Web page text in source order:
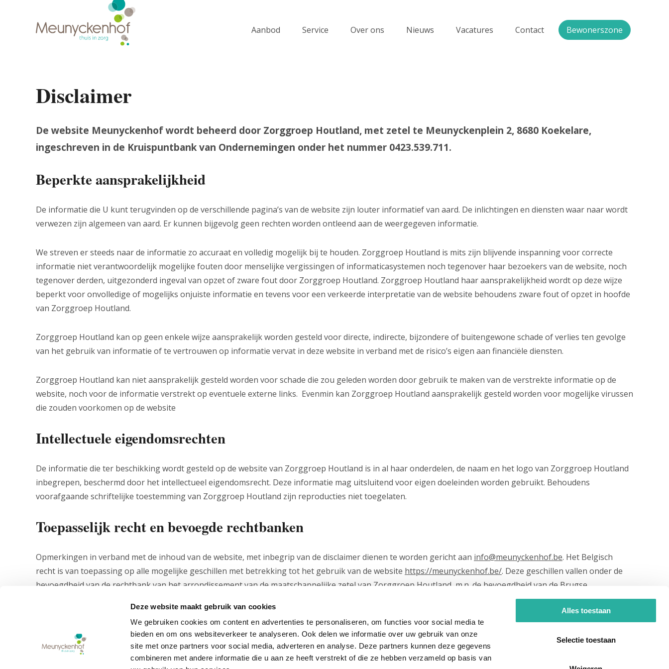
Deze website maakt gebruik van cookies
We gebruiken cookies om content en advertenties te personaliseren, om functies voor social media te
bieden en om ons websiteverkeer te analyseren. Ook delen we informatie over uw gebruik van onze
site met onze partners voor social media, adverteren en analyse. Deze partners kunnen deze gegevens
combineren met andere informatie die u aan ze heeft verstrekt of die ze hebben verzameld op basis van
Alles toestaan
Selectie toestaan
Aanbod Service Over ons Nieuws Vacatures Contact Bewonerszone
Disclaimer
De website Meunyckenhof wordt beheerd door Zorggroep Houtland, met zetel te Meunyckenplein 2, 8680 Koekelare,
ingeschreven in de Kruispuntbank van Ondernemingen onder het nummer 0423.539.711.
Beperkte aansprakelijkheid
De informatie die U kunt terugvinden op de verschillende pagina’s van de website zijn louter informatief van aard. De inlichtingen en diensten waar naar wordt
verwezen zijn algemeen van aard. Er kunnen bijgevolg geen rechten worden ontleend aan de weergegeven informatie.
We streven er steeds naar de informatie zo accuraat en volledig mogelijk bij te houden. Zorggroep Houtland is mits zijn blijvende inspanning voor correcte
informatie niet verantwoordelijk mogelijke fouten door menselijke vergissingen of informaticasystemen noch tegenover haar bezoekers van de website, noch
tegenover derden, uitgezonderd ingeval van opzet of zware fout door Zorggroep Houtland. Zorggroep Houtland haar aansprakelijkheid wordt op deze wijze
beperkt voor onvolledige of mogelijks onjuiste informatie en tevens voor een verkeerde interpretatie van de website behoudens zware fout of opzet in hoofde
van Zorggroep Houtland.
Zorggroep Houtland kan op geen enkele wijze aansprakelijk worden gesteld voor directe, indirecte, bijzondere of buitengewone schade of verlies ten gevolge
van het gebruik van informatie of te vertrouwen op informatie vervat in deze website in verband met de risico’s eigen aan financiële diensten.
Zorggroep Houtland kan niet aansprakelijk gesteld worden voor schade die zou geleden worden door gebruik te maken van de verstrekte informatie op de
website, noch voor de informatie verstrekt op eventuele externe links. Evenmin kan Zorggroep Houtland aansprakelijk gesteld worden voor mogelijke virussen
die zouden voorkomen op de website
Intellectuele eigendomsrechten
De informatie die ter beschikking wordt gesteld op de website van Zorggroep Houtland is in al haar onderdelen, de naam en het logo van Zorggroep Houtland
inbegrepen, beschermd door het intellectueel eigendomsrecht. Deze informatie mag uitsluitend voor eigen doeleinden worden gebruikt. Behoudens
voorafgaande schriftelijke toestemming van Zorggroep Houtland zijn reproducties niet toegelaten.
Toepasselijk recht en bevoegde rechtbanken
Opmerkingen in verband met de inhoud van de website, met inbegrip van de disclaimer dienen te worden gericht aan info@meunyckenhof.be. Het Belgisch
recht is van toepassing op alle mogelijke geschillen met betrekking tot het gebruik van de website https://meunyckenhof.be/. Deze geschillen vallen onder de
bevoegdheid van de rechtbank van het arrondissement van de maatschappelijke zetel van Zorggroep Houtland, m.n. de bevoegdheid van de Brugse
Meunyckenhof
Meunyckenplein 2
Footermenu
A A A